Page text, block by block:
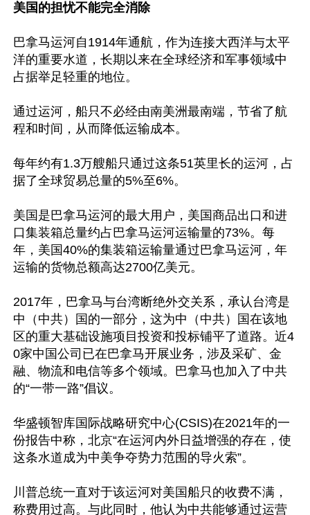
美国的担忧不能完全消除
巴拿马运河自1914年通航，作为连接大西洋与太平
洋的重要水道，长期以来在全球经济和军事领域中
占据举足轻重的地位。
通过运河，船只不必经由南美洲最南端，节省了航
程和时间，从而降低运输成本。
每年约有1.3万艘船只通过这条51英里长的运河，占
据了全球贸易总量的5%至6%。
美国是巴拿马运河的最大用户，美国商品出口和进
口集装箱总量约占巴拿马运河运输量的73%。每
年，美国40%的集装箱运输量通过巴拿马运河，年
运输的货物总额高达2700亿美元。
2017年，巴拿马与台湾断绝外交关系，承认台湾是
中（中共）国的一部分，这为中（中共）国在该地
区的重大基础设施项目投资和投标铺平了道路。近4
0家中国公司已在巴拿马开展业务，涉及采矿、金
融、物流和电信等多个领域。巴拿马也加入了中共
的“一带一路”倡议。
华盛顿智库国际战略研究中心(CSIS)在2021年的一
份报告中称，北京“在运河内外日益增强的存在，使
这条水道成为中美争夺势力范围的导火索”。
川普总统一直对于该运河对美国船只的收费不满，
称费用过高。与此同时，他认为中共能够通过运营